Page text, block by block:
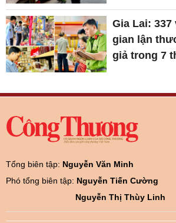
Gia Lai: 337
gian lận
giả trong 7
Tổng biên tập: Nguyễn Văn Minh
Phó tổng biên tập: Nguyễn Tiến Cường
Nguyễn Thị Thùy Linh